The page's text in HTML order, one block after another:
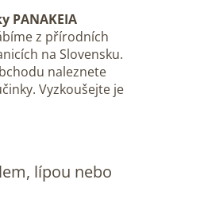
PANAKEIA
z přírodních
na Slovensku.
naleznete
Vyzkoušejte je
lípou nebo